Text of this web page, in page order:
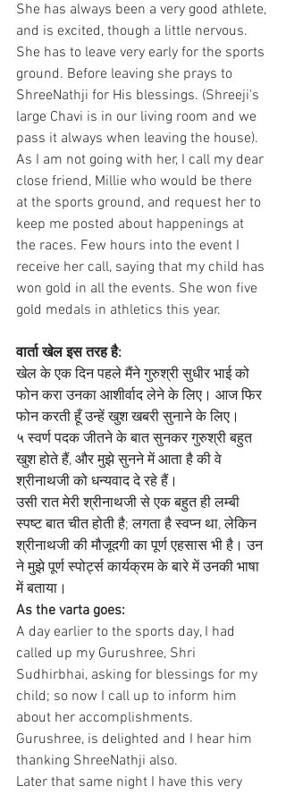
She has always been a very good athlete,
and is excited, though a little nervous.
She has to leave very early for the sports
ground. Before leaving she prays to
ShreeNathji for His blessings. (Shreeji's
large Chavi is in our living room and we
pass it always when leaving the house).
As I am not going with her, I call my dear
close friend, Millie who would be there
at the sports ground, and request her to
keep me posted about happenings at
the races. Few hours into the event I
receive her call, saying that my child has
won gold in all the events. She won five
gold medals in athletics this year.
वार्ता खेल इस तरह है:
खेल के एक दिन पहले मैंने गुरुश्री सुधीर भाई को
फोन करा उनका आशीर्वाद लेने के लिए। आज फिर
फोन करती हूँ उन्हें खुश खबरी सुनाने के लिए।
५ स्वर्ण पदक जीतने के बात सुनकर गुरुश्री बहुत
खुश होते हैं, और मुझे सुनने में आता है की वे
श्रीनाथजी को धन्यवाद दे रहे हैं।
उसी रात मेरी श्रीनाथजी से एक बहुत ही लम्बी
स्पष्ट बात चीत होती है; लगता है स्वप्न था, लेकिन
श्रीनाथजी की मौजूदगी का पूर्ण एहसास भी है। उन
ने मुझे पूर्ण स्पोर्ट्स कार्यक्रम के बारे में उनकी भाषा
में बताया।
As the varta goes:
A day earlier to the sports day, I had
called up my Gurushree, Shri
Sudhirbhai, asking for blessings for my
child; so now I call up to inform him
about her accomplishments.
Gurushree, is delighted and I hear him
thanking ShreeNathji also.
Later that same night I have this very